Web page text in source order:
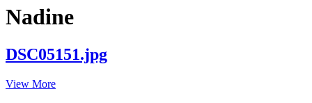
Nadine
DSC05151.jpg
View MoreDSC05151.jpg